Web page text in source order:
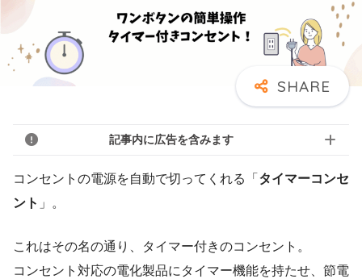
記事内に広告を含みます
コンセントの電源を自動で切ってくれる「 タイマーコンセ
ント 」。
これはその名の通り、タイマー付きのコンセント。
コンセント対応の電化製品にタイマー機能を持たせ、節電